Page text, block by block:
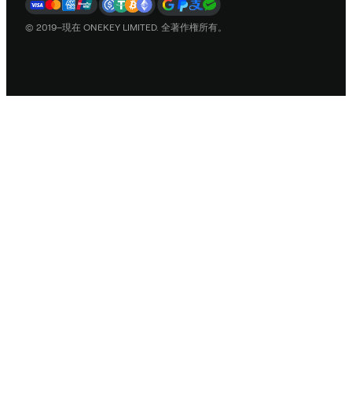
© 2019–現在 ONEKEY LIMITED. 全著作権所有。